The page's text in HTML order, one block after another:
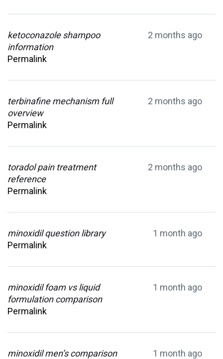
ketoconazole shampoo
information
2 months ago
Permalink
terbinafine mechanism full
overview
2 months ago
Permalink
toradol pain treatment
reference
2 months ago
Permalink
minoxidil question library
1 month ago
Permalink
minoxidil foam vs liquid
formulation comparison
1 month ago
Permalink
minoxidil men’s comparison
1 month ago